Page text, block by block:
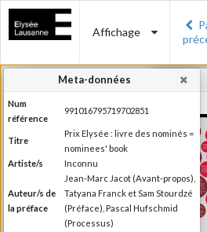
Affichage
Meta-données
Num
référence
991016795719702851
Titre
Prix Elysée : livre des nominés =
nominees' book
Artiste/s
Inconnu
Auteur/s de
la préface
Jean-Marc Jacot (Avant-propos),
Tatyana Franck et Sam Stourdzé
(Préface), Pascal Hufschmid
(Processus)